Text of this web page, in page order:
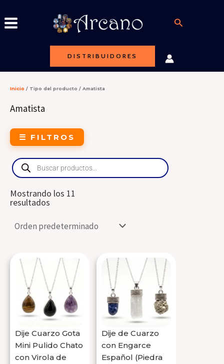
al
Buscar
DISTRIBUIDORES
Inicio / Tipo del producto / Amatista
Amatista
☰ FILTROS
Products
search
Mostrando los 11
resultados
Dije Cuarzo Gota
Mini Pulido Chato
con Virola de
Este
producto
tiene
varias
variantes.
Las
opciones
se
Dije de Cuarzo
con Engarce
Español (Piedra
Este
producto
tiene
varias
variantes.
Las
opciones
se